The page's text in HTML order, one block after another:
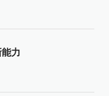
力